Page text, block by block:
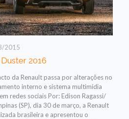
2015
2016
da Renault passa por alterações no
interno e sistema multimídia
redes sociais Por: Edison Ragassi/
(SP), dia 30 de março, a Renault
brasileira e apresentou o